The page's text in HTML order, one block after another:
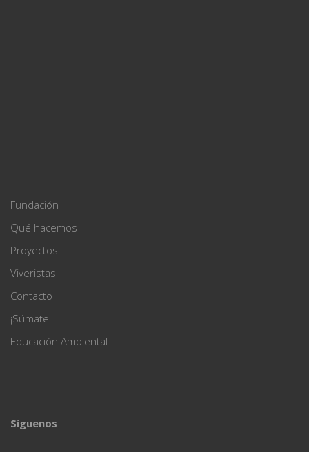
Fundación
Qué hacemos
Proyectos
Viveristas
Contacto
¡Súmate!
Educación Ambiental
Síguenos